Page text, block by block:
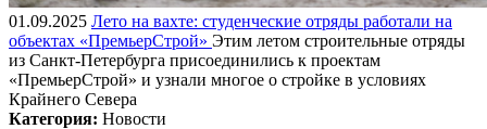
01.09.2025 Лето на вахте: студенческие отряды работали на
объектах «ПремьерСтрой» Этим летом строительные отряды
из Санкт-Петербурга присоединились к проектам
«ПремьерСтрой» и узнали многое о стройке в условиях
Крайнего Севера
Категория: Новости